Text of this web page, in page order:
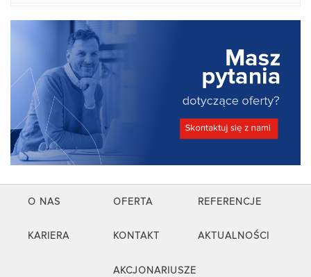
O NAS OFERTA REFERENCJE
KARIERA KONTAKT AKTUALNOŚCI
AKCJONARIUSZE